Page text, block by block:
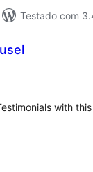
Testado com
with